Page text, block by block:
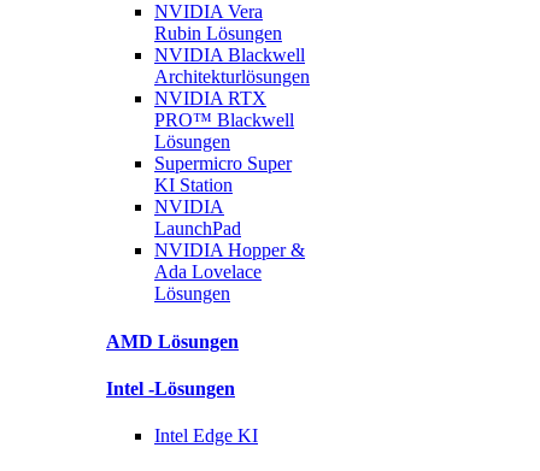
NVIDIA Vera
Rubin Lösungen
NVIDIA Blackwell
Architekturlösungen
NVIDIA RTX
PRO™ Blackwell
Lösungen
Supermicro Super
KI Station
NVIDIA
LaunchPad
NVIDIA Hopper &
Ada Lovelace
Lösungen
AMD Lösungen
Intel -Lösungen
Intel Edge KI